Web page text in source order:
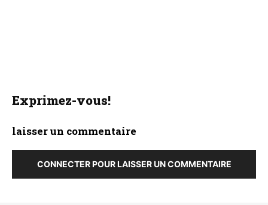
Exprimez-vous!
laisser un commentaire
CONNECTER POUR LAISSER UN COMMENTAIRE